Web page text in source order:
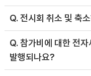
Q. 전시회 취소 및 축
Q. 참가비에 대한 전자
발행되나요?